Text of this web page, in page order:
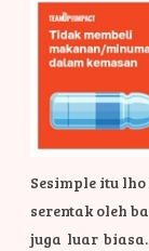
Sesimple itu
serentak oleh
juga luar